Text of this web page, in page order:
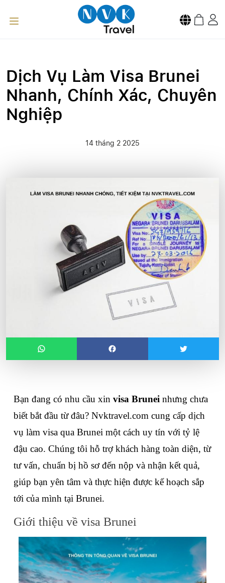
Dịch Vụ Làm Visa Brunei
Nhanh, Chính Xác, Chuyên
Nghiệp
14 tháng 2 2025
Bạn đang có nhu cầu xin visa Brunei nhưng chưa
biết bắt đầu từ đâu? Nvktravel.com cung cấp dịch
vụ làm visa qua Brunei một cách uy tín với tỷ lệ
đậu cao. Chúng tôi hỗ trợ khách hàng toàn diện, từ
tư vấn, chuẩn bị hồ sơ đến nộp và nhận kết quả,
giúp bạn yên tâm và thực hiện được kế hoạch sắp
tới của mình tại Brunei.
Giới thiệu về visa Brunei